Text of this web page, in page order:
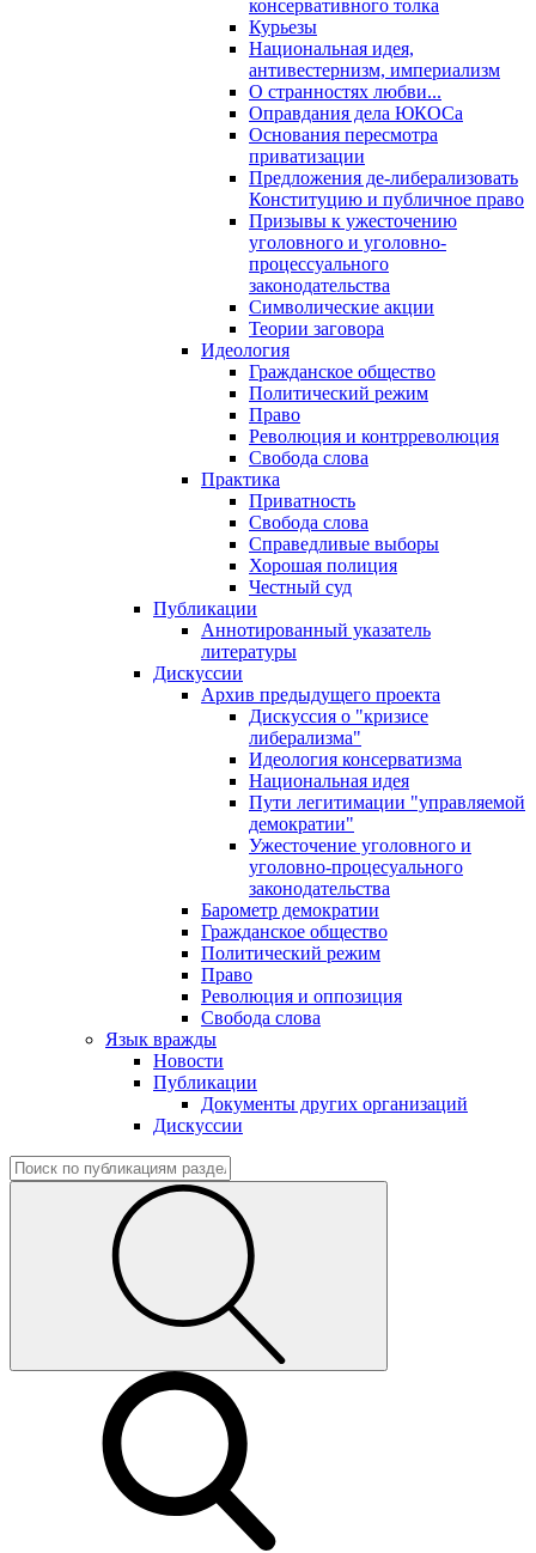
консервативного толка
Курьезы
Национальная идея,
антивестернизм, империализм
О странностях любви...
Оправдания дела ЮКОСа
Основания пересмотра
приватизации
Предложения де-либерализовать
Конституцию и публичное право
Призывы к ужесточению
уголовного и уголовно-
процессуального
законодательства
Символические акции
Теории заговора
Идеология
Гражданское общество
Политический режим
Право
Революция и контрреволюция
Свобода слова
Практика
Приватность
Свобода слова
Справедливые выборы
Хорошая полиция
Честный суд
Публикации
Аннотированный указатель
литературы
Дискуссии
Архив предыдущего проекта
Дискуссия о "кризисе
либерализма"
Идеология консерватизма
Национальная идея
Пути легитимации "управляемой
демократии"
Ужесточение уголовного и
уголовно-процесуального
законодательства
Барометр демократии
Гражданское общество
Политический режим
Право
Революция и оппозиция
Свобода слова
Язык вражды
Новости
Публикации
Документы других организаций
Дискуссии